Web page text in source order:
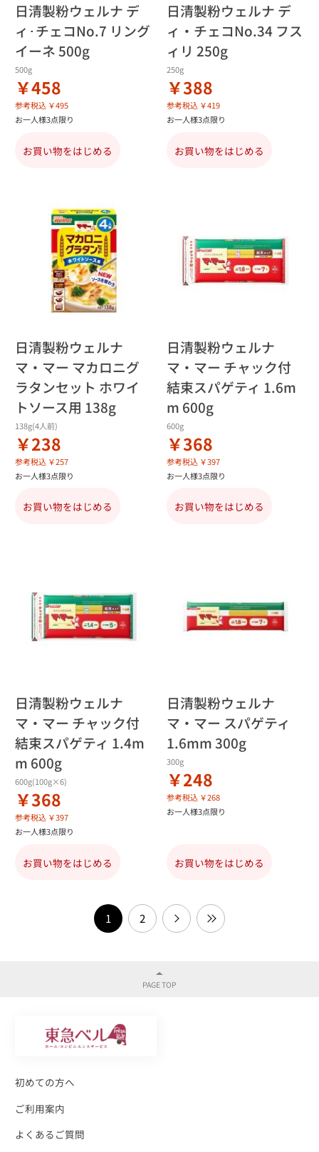
日清製粉ウェルナ デ
ィ･チェコNo.7 リング
イーネ 500g
500g
￥458
参考税込 ￥495
お一人様3点限り
お買い物をはじめる
日清製粉ウェルナ デ
ィ・チェコNo.34 フス
ィリ 250g
250g
￥388
参考税込 ￥419
お一人様3点限り
お買い物をはじめる
日清製粉ウェルナ
マ・マー マカロニグ
ラタンセット ホワイ
トソース用 138g
138g(4人前)
￥238
参考税込 ￥257
お一人様3点限り
お買い物をはじめる
日清製粉ウェルナ
マ・マー チャック付
結束スパゲティ 1.6m
m 600g
600g
￥368
参考税込 ￥397
お一人様3点限り
お買い物をはじめる
日清製粉ウェルナ
マ・マー チャック付
結束スパゲティ 1.4m
m 600g
600g(100g×6)
￥368
参考税込 ￥397
お一人様3点限り
お買い物をはじめる
日清製粉ウェルナ
マ・マー スパゲティ
1.6mm 300g
300g
￥248
参考税込 ￥268
お一人様3点限り
お買い物をはじめる
1 2
初めての方へ
ご利用案内
よくあるご質問